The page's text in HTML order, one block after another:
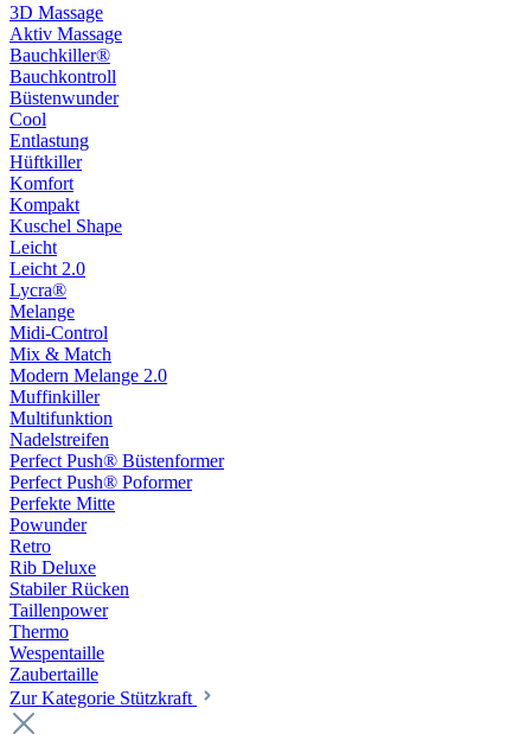
3D Massage
Aktiv Massage
Bauchkiller®
Bauchkontroll
Büstenwunder
Cool
Entlastung
Hüftkiller
Komfort
Kompakt
Kuschel Shape
Leicht
Leicht 2.0
Lycra®
Melange
Midi-Control
Mix & Match
Modern Melange 2.0
Muffinkiller
Multifunktion
Nadelstreifen
Perfect Push® Büstenformer
Perfect Push® Poformer
Perfekte Mitte
Powunder
Retro
Rib Deluxe
Stabiler Rücken
Taillenpower
Thermo
Wespentaille
Zaubertaille
Zur Kategorie Stützkraft